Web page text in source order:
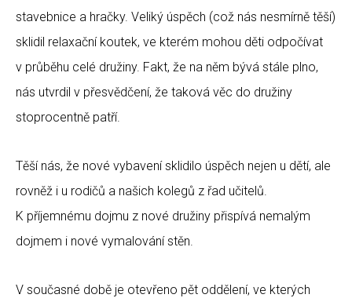
stavebnice a hračky. Veliký úspěch (což nás nesmírně těší)
sklidil relaxační koutek, ve kterém mohou děti odpočívat
v průběhu celé družiny. Fakt, že na něm bývá stále plno,
nás utvrdil v přesvědčení, že taková věc do družiny
stoprocentně patří.
Těší nás, že nové vybavení sklidilo úspěch nejen u dětí, ale
rovněž i u rodičů a našich kolegů z řad učitelů.
K příjemnému dojmu z nové družiny přispívá nemalým
dojmem i nové vymalování stěn.
V současné době je otevřeno pět oddělení, ve kterých